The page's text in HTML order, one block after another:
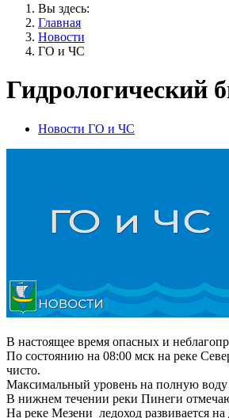
Вы здесь:
Главная
Новости
ГО и ЧС
Гидрологический
Новости ГО и ЧС
В настоящее время опасных и
По состоянию на 08:00 мск на реке
чисто.
Максимальный уровень на полную
В нижнем течении реки Пинеги
На реке Мезени ледоход развивается